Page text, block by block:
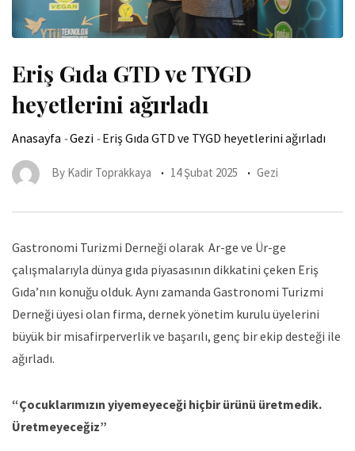
Eriş Gıda GTD ve TYGD
heyetlerini ağırladı
Anasayfa -Gezi -Eriş Gıda GTD ve TYGD heyetlerini ağırladı
By Kadir Toprakkaya 14 Şubat 2025 Gezi
Gastronomi Turizmi Derneği olarak Ar-ge ve Ür-ge
çalışmalarıyla dünya gıda piyasasının dikkatini çeken Eriş
Gıda’nın konuğu olduk. Aynı zamanda Gastronomi Turizmi
Derneği üyesi olan firma, dernek yönetim kurulu üyelerini
büyük bir misafirperverlik ve başarılı, genç bir ekip desteği ile
ağırladı.
“Çocuklarımızın yiyemeyeceği hiçbir ürünü üretmedik.
Üretmeyeceğiz”